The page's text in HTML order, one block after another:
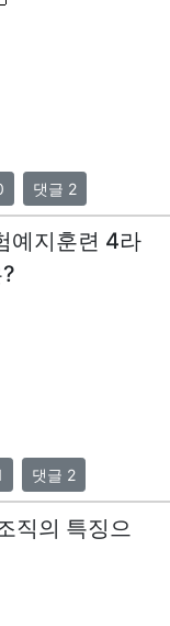
댓글 2
예지훈련 4라
댓글 2
직의 특징으